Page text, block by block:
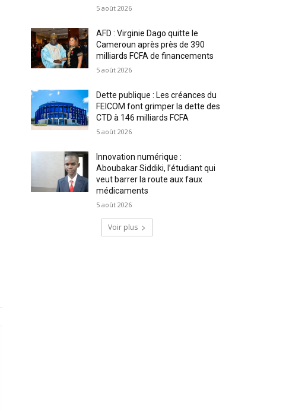
5 août 2026
AFD : Virginie Dago quitte le
Cameroun après près de 390
milliards FCFA de financements
5 août 2026
Dette publique : Les créances du
FEICOM font grimper la dette des
CTD à 146 milliards FCFA
5 août 2026
Innovation numérique :
Aboubakar Siddiki, l’étudiant qui
veut barrer la route aux faux
médicaments
5 août 2026
Voir plus